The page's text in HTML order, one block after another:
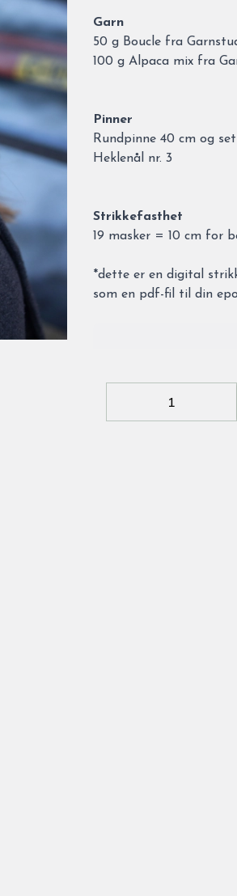
Garn
50 g Boucle fra
100 g Alpaca mix fra
Pinner
Rundpinne 40 cm og
Heklenål nr. 3
Strikkefasthet
19 masker = 10 cm for
*dette er en digital
som en pdf-fil til din
Decrease